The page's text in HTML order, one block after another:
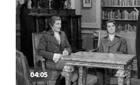
04:05